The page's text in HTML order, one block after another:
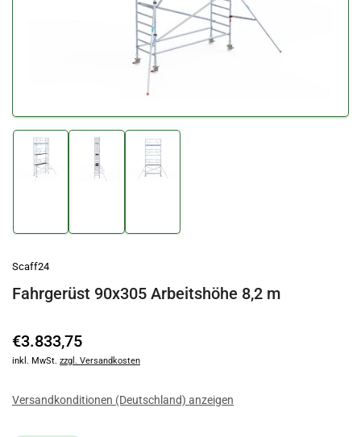
laden
laden
laden
Scaff24
Fahrgerüst 90x305 Arbeitshöhe 8,2 m
Normaler
Preis
€3.833,75
inkl. MwSt. zzgl. Versandkosten
Versandkonditionen (Deutschland) anzeigen